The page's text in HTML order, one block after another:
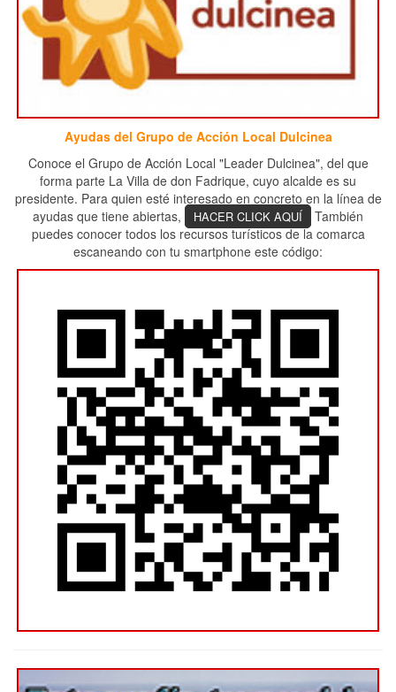
Ayudas del Grupo de Acción Local Dulcinea
Conoce el Grupo de Acción Local "Leader Dulcinea", del que
forma parte La Villa de don Fadrique, cuyo alcalde es su
presidente. Para quien esté interesado en concreto en la línea de
ayudas que tiene abiertas,
HACER CLICK AQUÍ
También
puedes conocer todos los recursos turísticos de la comarca
escaneando con tu smartphone este código: